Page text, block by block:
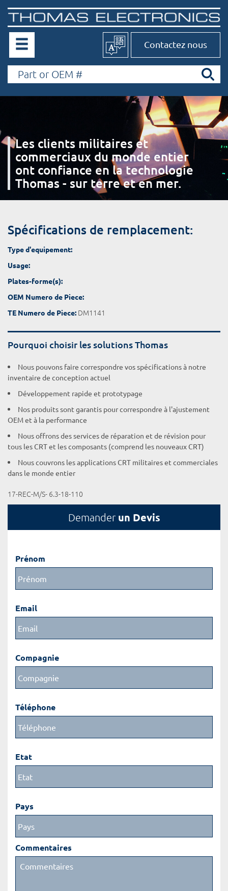
Contactez nous
Les clients militaires et
commerciaux du monde entier
ont confiance en la technologie
Thomas - sur terre et en mer.
Spécifications de remplacement:
Type d'equipement:
Usage:
Plates-forme(s):
OEM Numero de Piece:
TE Numero de Piece: DM1141
Pourquoi choisir les solutions Thomas
Nous pouvons faire correspondre vos spécifications à notre
inventaire de conception actuel
Développement rapide et prototypage
Nos produits sont garantis pour correspondre à l'ajustement
OEM et à la performance
Nous offrons des services de réparation et de révision pour
tous les CRT et les composants (comprend les nouveaux CRT)
Nous couvrons les applications CRT militaires et commerciales
dans le monde entier
17-REC-M/S- 6.3-18-110
Demander un Devis
Prénom
Email
Compagnie
Téléphone
Etat
Pays
Commentaires